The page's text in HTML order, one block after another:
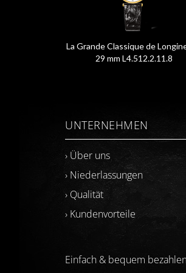
La Grande Classique de
29 mm L4.512.2.11.8
UNTERNEHMEN
› Über uns
› Niederlassungen
› Qualität
› Kundenvorteile
Einfach & bequem